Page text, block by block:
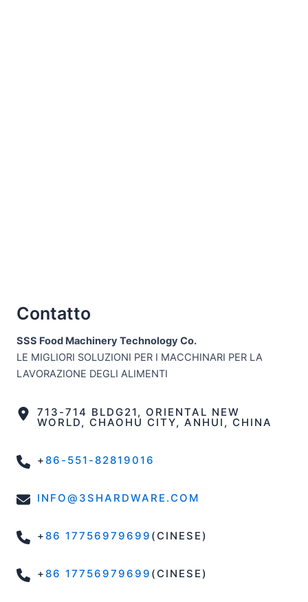
Contatto
SSS Food Machinery Technology Co.
LE MIGLIORI SOLUZIONI PER I MACCHINARI PER LA
LAVORAZIONE DEGLI ALIMENTI
713-714 BLDG21, ORIENTAL NEW
WORLD, CHAOHU CITY, ANHUI, CHINA
+ 86-551-82819016
INFO@3SHARDWARE.COM
+ 86 17756979699 (CINESE)
+ 86 17756979699 (CINESE)